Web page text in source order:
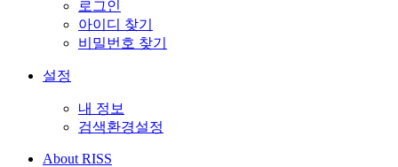
로그인
아이디 찾기
비밀번호 찾기
설정
내 정보
검색환경설정
About RISS